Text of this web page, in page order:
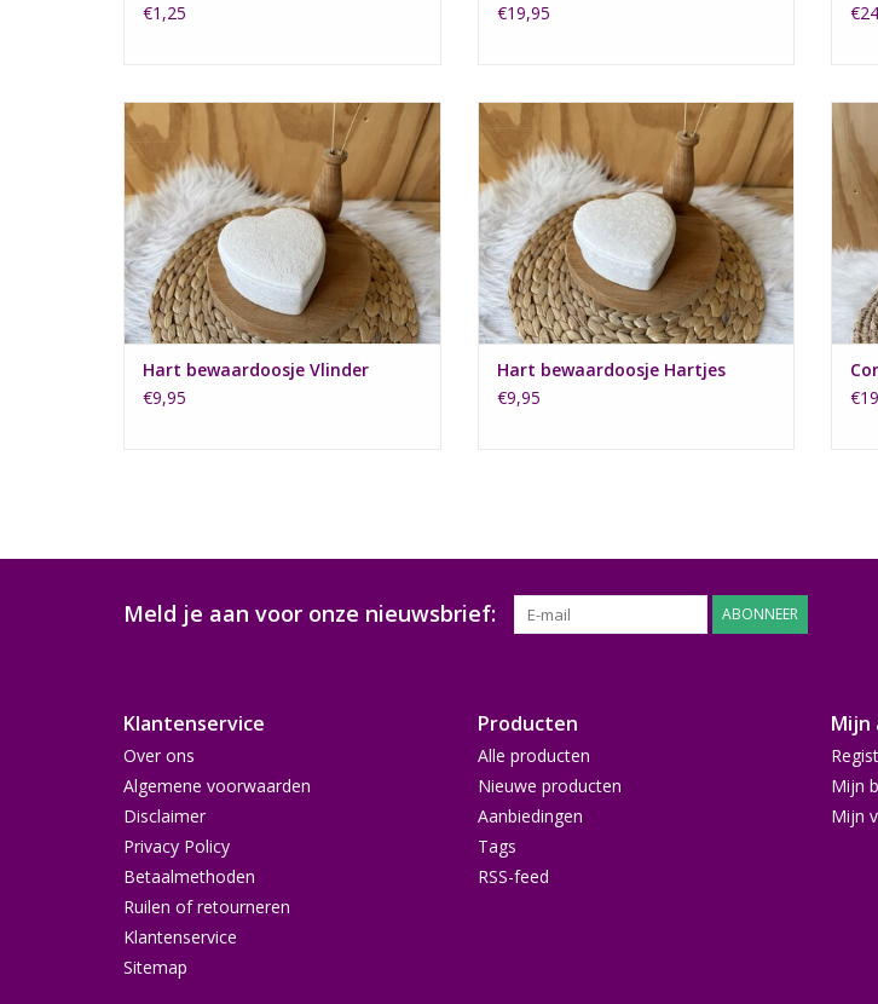
€1,25
€19,95
Een klein hart doosje met vlindertjes
TOEVOEGEN AAN WINKELWAGEN
Hart bewaardoosje Vlinder
€9,95
Een klein hart doosje met hartjes
TOEVOEGEN AAN WINKELWAGEN
Hart bewaardoosje Hartjes
€9,95
Meld je aan voor onze nieuwsbrief: ABONNEER
Klantenservice
Over ons
Algemene voorwaarden
Disclaimer
Privacy Policy
Betaalmethoden
Ruilen of retourneren
Klantenservice
Sitemap
Producten
Alle producten
Nieuwe producten
Aanbiedingen
Tags
RSS-feed
Mijn
Mijn
Mijn